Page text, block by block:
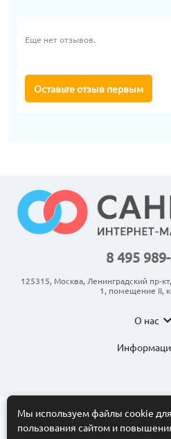
Еще нет отзывов.
Оставьте отзыв первым
8 495
125315, Москва, Ленинградский пр-
1, помещение II,
О нас expand_more
© 2011-2026
Мы используем файлы cookie
пользования сайтом и